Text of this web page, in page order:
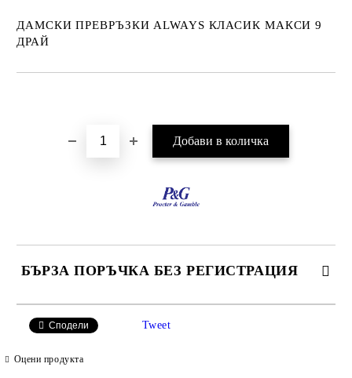
ДАМСКИ ПРЕВРЪЗКИ ALWAYS КЛАСИК МАКСИ 9
ДРАЙ
БЪРЗА ПОРЪЧКА БЕЗ РЕГИСТРАЦИЯ
Сподели Tweet
Оцени продукта